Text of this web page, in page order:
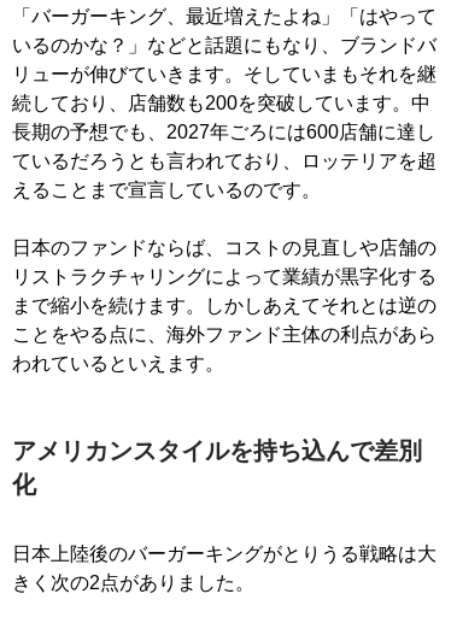
「バーガーキング、最近増えたよね」「はやって
いるのかな？」などと話題にもなり、ブランドバ
リューが伸びていきます。そしていまもそれを継
続しており、店舗数も200を突破しています。中
長期の予想でも、2027年ごろには600店舗に達し
ているだろうとも言われており、ロッテリアを超
えることまで宣言しているのです。
日本のファンドならば、コストの見直しや店舗の
リストラクチャリングによって業績が黒字化する
まで縮小を続けます。しかしあえてそれとは逆の
ことをやる点に、海外ファンド主体の利点があら
われているといえます。
アメリカンスタイルを持ち込んで差別
化
日本上陸後のバーガーキングがとりうる戦略は大
きく次の2点がありました。